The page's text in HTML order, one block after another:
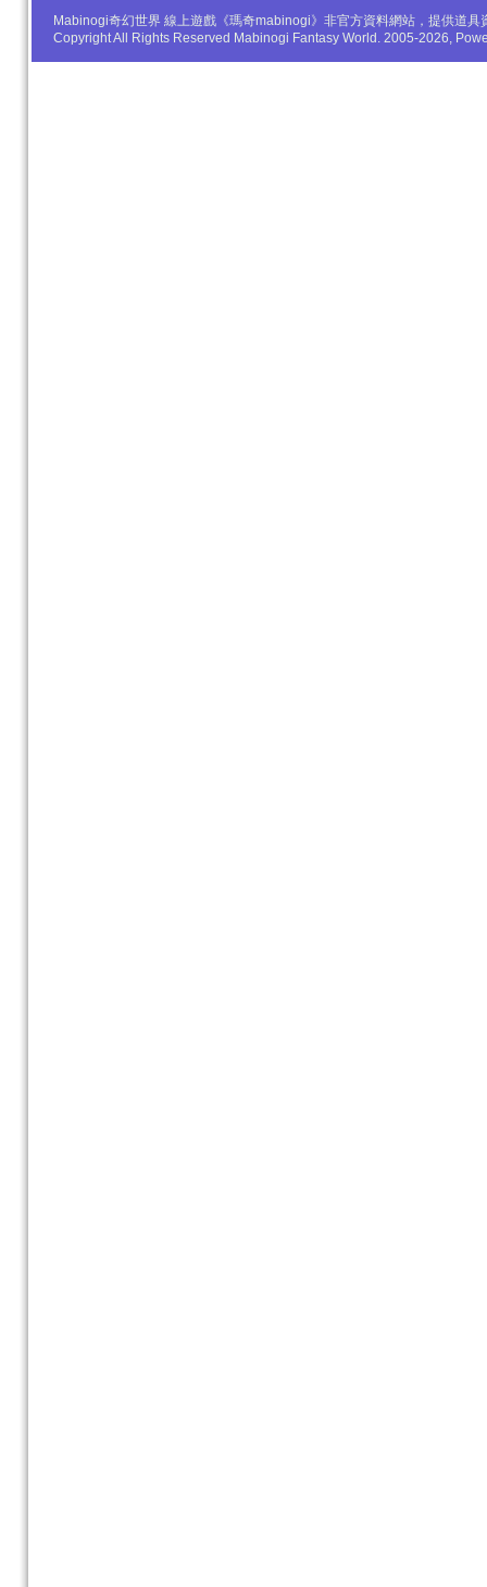
Mabinogi奇幻世界 線上遊戲《瑪奇mabinogi》非官方資料網站，提供道
Copyright All Rights Reserved Mabinogi Fantasy World. 2005-2026,